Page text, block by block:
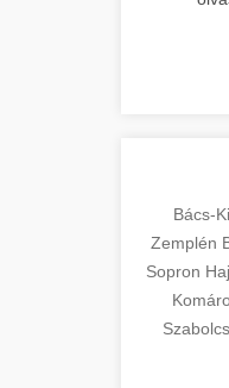
Bács-
Zemplén
Sopron